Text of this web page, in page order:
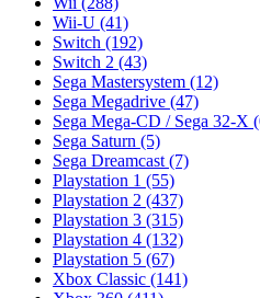
Wii-U (41)
Switch (192)
Switch 2 (43)
Sega Mastersystem (12)
Sega Megadrive (47)
Sega Mega-CD / Sega 32-X
Sega Saturn (5)
Sega Dreamcast (7)
Playstation 1 (55)
Playstation 2 (437)
Playstation 3 (315)
Playstation 4 (132)
Playstation 5 (67)
Xbox Classic (141)